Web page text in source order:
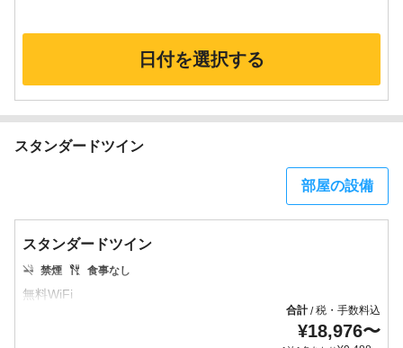
日付を選択する
スタンダードツイン
部屋の設備
スタンダードツイン
禁煙 食事なし
合計/税・手数料込
¥18,976〜